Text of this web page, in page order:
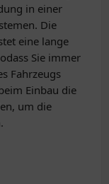
in einer
Die
eine lange
Sie immer
Fahrzeugs
Einbau die
um die